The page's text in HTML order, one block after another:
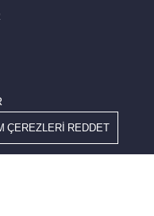
ÇEREZLERİ REDDET